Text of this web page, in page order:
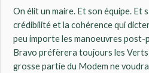
On élit un maire. Et son équipe. Et
crédibilité et la cohérence qui
peu importe les manoeuvres post-
Bravo préfèrera toujours les
grosse partie du Modem ne